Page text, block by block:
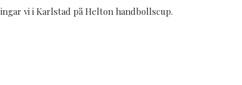
vi i Karlstad på Helton handbollscup.